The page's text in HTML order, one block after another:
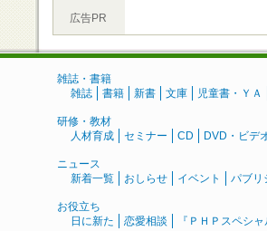
広告PR
雑誌・書籍
雑誌
書籍 新書 文庫 児童書・ＹＡ
研修・教材
人材育成
セミナー CD DVD・ビデ
ニュース
新着一覧
おしらせ イベント パブリ
お役立ち
日に新た
恋愛相談 『ＰＨＰスペシ